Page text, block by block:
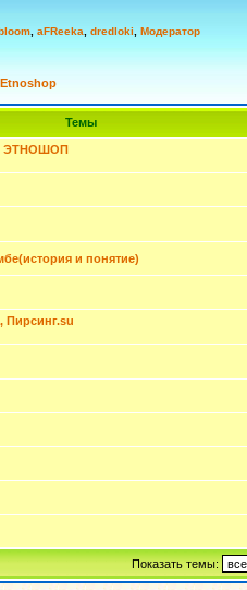
aFReeka dredloki
Модератор
Etnoshop
Темы
ЭТНОШОП
и понятие)
Пирсинг.su
Показать темы: